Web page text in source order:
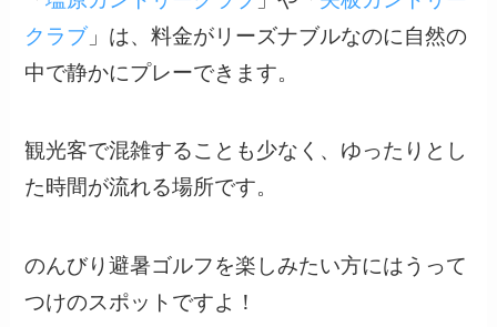
クラブ」は、料金がリーズナブルなのに自然の
中で静かにプレーできます。
観光客で混雑することも少なく、ゆったりとし
た時間が流れる場所です。
のんびり避暑ゴルフを楽しみたい方にはうって
つけのスポットですよ！